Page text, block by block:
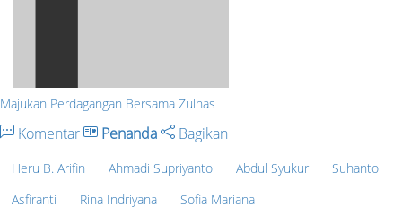
Majukan Perdagangan Bersama Zulhas
Komentar Penanda Bagikan
Heru B. Arifin Ahmadi Supriyanto Abdul Syukur
Suhanto
Asfiranti
Rina Indriyana Sofia Mariana